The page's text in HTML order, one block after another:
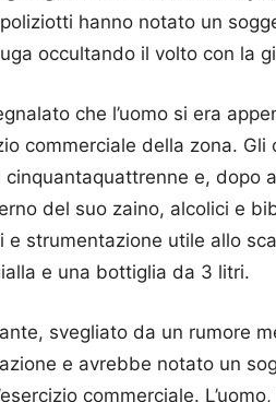
hanno notato un
occultando il volto con la
che l’uomo si era
commerciale della zona. Gli
e, dopo
del suo zaino, alcolici e
strumentazione utile allo
e una bottiglia da 3 litri.
svegliato da un rumore
e avrebbe notato un
commerciale.